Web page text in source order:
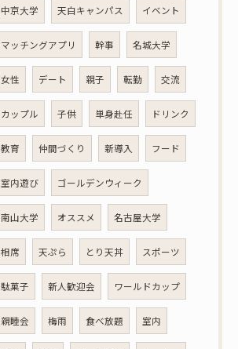
中京大学 天白キャンパス イベント
マッチングアプリ 幹事 名城大学
女性 デート 親子 転勤 交流
カップル 子供 単身赴任 ドリンク
教育 仲間づくり 新導入 フード
室内遊び ゴールデンウィーク
南山大学 オススメ 名古屋大学
相席 天ぷら とり天丼 スポーツ
駄菓子 新人歓迎会 ワールドカップ
親睦会 梅雨 食べ放題 室内